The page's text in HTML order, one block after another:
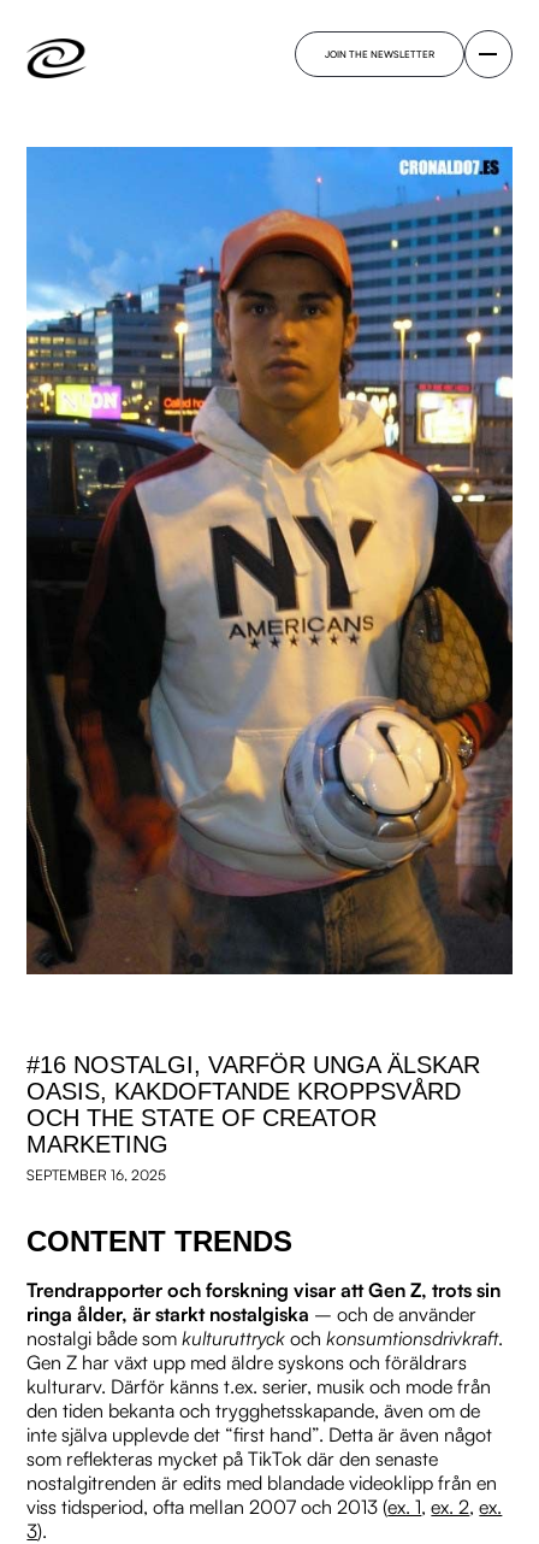
JOIN THE NEWSLETTER
#16 NOSTALGI, VARFÖR UNGA ÄLSKAR
OASIS, KAKDOFTANDE KROPPSVÅRD
OCH THE STATE OF CREATOR
MARKETING
SEPTEMBER 16, 2025
CONTENT TRENDS
Trendrapporter och forskning visar att Gen Z, trots sin
ringa ålder, är starkt nostalgiska – och de använder
nostalgi både somkulturuttryck ochkonsumtionsdrivkraft.
Gen Z har växt upp med äldre syskons och föräldrars
kulturarv. Därför känns t.ex. serier, musik och mode från
den tiden bekanta och trygghetsskapande, även om de
inte själva upplevde det “first hand”. Detta är även något
som reflekteras mycket på TikTok där den senaste
nostalgitrenden är edits med blandade videoklipp från en
viss tidsperiod, ofta mellan 2007 och 2013 (ex. 1,ex. 2,ex.
3).